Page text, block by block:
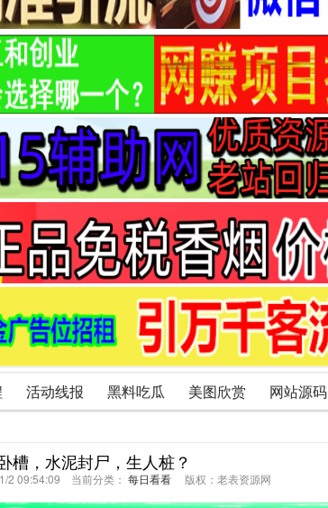
活动线报 黑料吃瓜 美图欣赏 网站源码
槽，水泥封尸，生人桩？
2 09:54:09 当前分类： 每日看看版权：老表资源网